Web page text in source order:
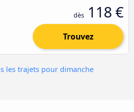
dès 118 €
Trouvez
les trajets pour dimanche